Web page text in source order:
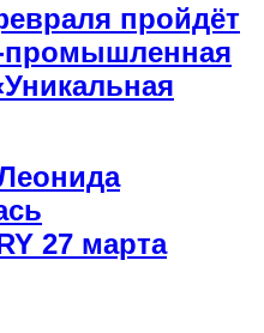
пройдёт
промышленная
27 марта